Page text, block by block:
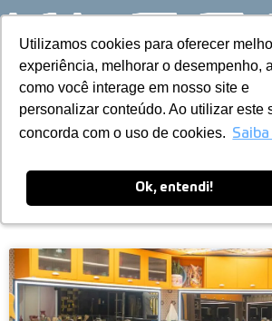
Utilizamos cookies para oferecer
experiência, melhorar o desempenho,
como você interage em nosso site e
personalizar conteúdo. Ao utilizar este
concorda com o uso de cookies.
Ok, entendi!
Utilizamos cookies para oferecer
experiência, melhorar o desempenho,
como você interage em nosso site e
personalizar conteúdo. Ao utilizar este
concorda com o uso de cookies.
Ok, entendi!
Pular
para
o
conteúdo
Blog